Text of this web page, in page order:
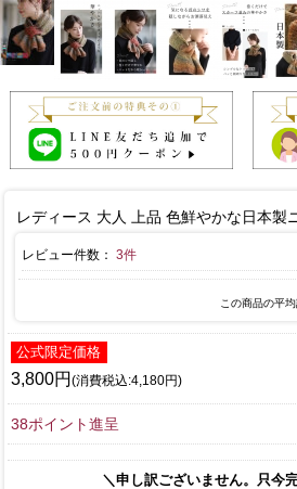
レディース 大人 上品 色鮮やかな日本製
レビュー件数： 3件
この商品の平均
公式限定価格
3,800円 (消費税込:4,180円)
38ポイント進呈
＼申し訳ございません。只今